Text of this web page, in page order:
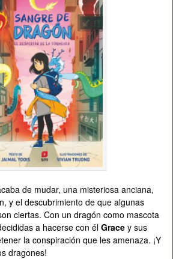
de mudar, una misteriosa anciana,
y el descubrimiento de que algunas
ciertas. Con un dragón como mascota
a hacerse con él Grace y sus
la conspiración que les amenaza. ¡Y
dragones!